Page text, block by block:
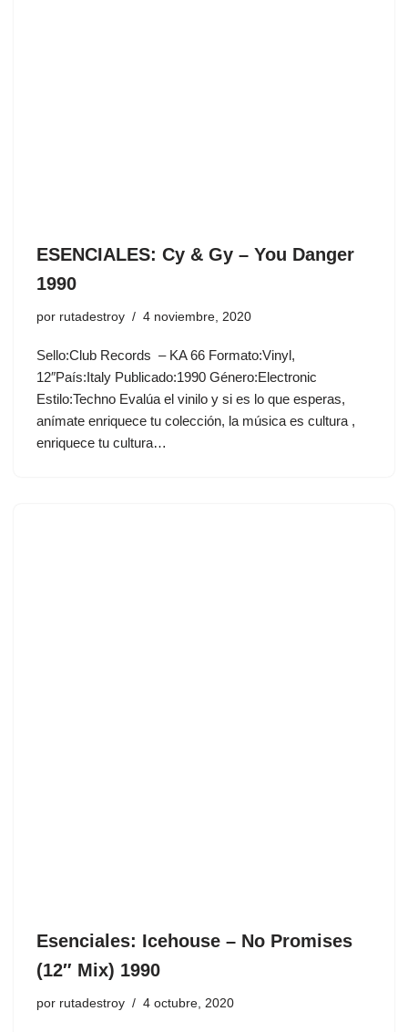
ESENCIALES: Cy & Gy ‎– You Danger
1990
por rutadestroy 4 noviembre, 2020
Sello:Club Records ‎– KA 66 Formato:Vinyl,
12″País:Italy Publicado:1990 Género:Electronic
Estilo:Techno Evalúa el vinilo y si es lo que esperas,
anímate enriquece tu colección, la música es cultura ,
enriquece tu cultura…
Esenciales: Icehouse ‎– No Promises
(12″ Mix) 1990
por rutadestroy 4 octubre, 2020